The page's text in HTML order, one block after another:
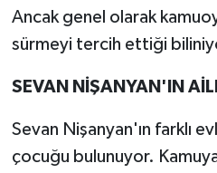
Ancak genel olarak
sürmeyi tercih ettiği
SEVAN NİŞANYAN'IN
Sevan Nişanyan'ın farklı
çocuğu bulunuyor.